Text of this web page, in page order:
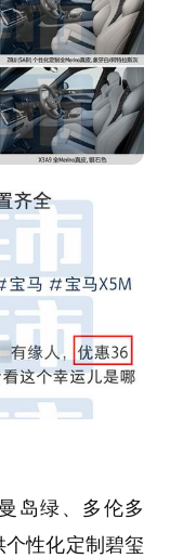
岛绿、多伦多
性化定制碧玺